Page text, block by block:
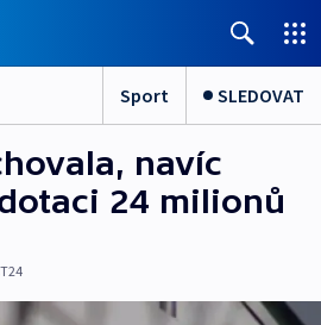
Sport SLEDOVAT
navíc
24 milionů